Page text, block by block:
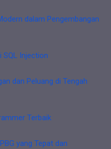
dalam Pengembangan
SQL Injection
dan Peluang di Tengah
Terbaik
yang Tepat dan